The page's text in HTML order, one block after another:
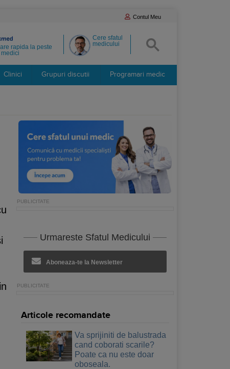
Contul Meu
Cere sfatul
medicului
rapida la peste
Clinici Grupuri discutii Programari medic
Urmareste Sfatul Medicului
Aboneaza-te la Newsletter
Articole recomandate
Va sprijiniti de balustrada
cand coborati scarile?
Poate ca nu este doar
oboseala.